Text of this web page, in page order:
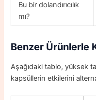
Bu bir dolandırıcılık
mı?
Benzer Ürünlerle
Aşağıdaki tablo, yüksek
kapsüllerin etkilerini